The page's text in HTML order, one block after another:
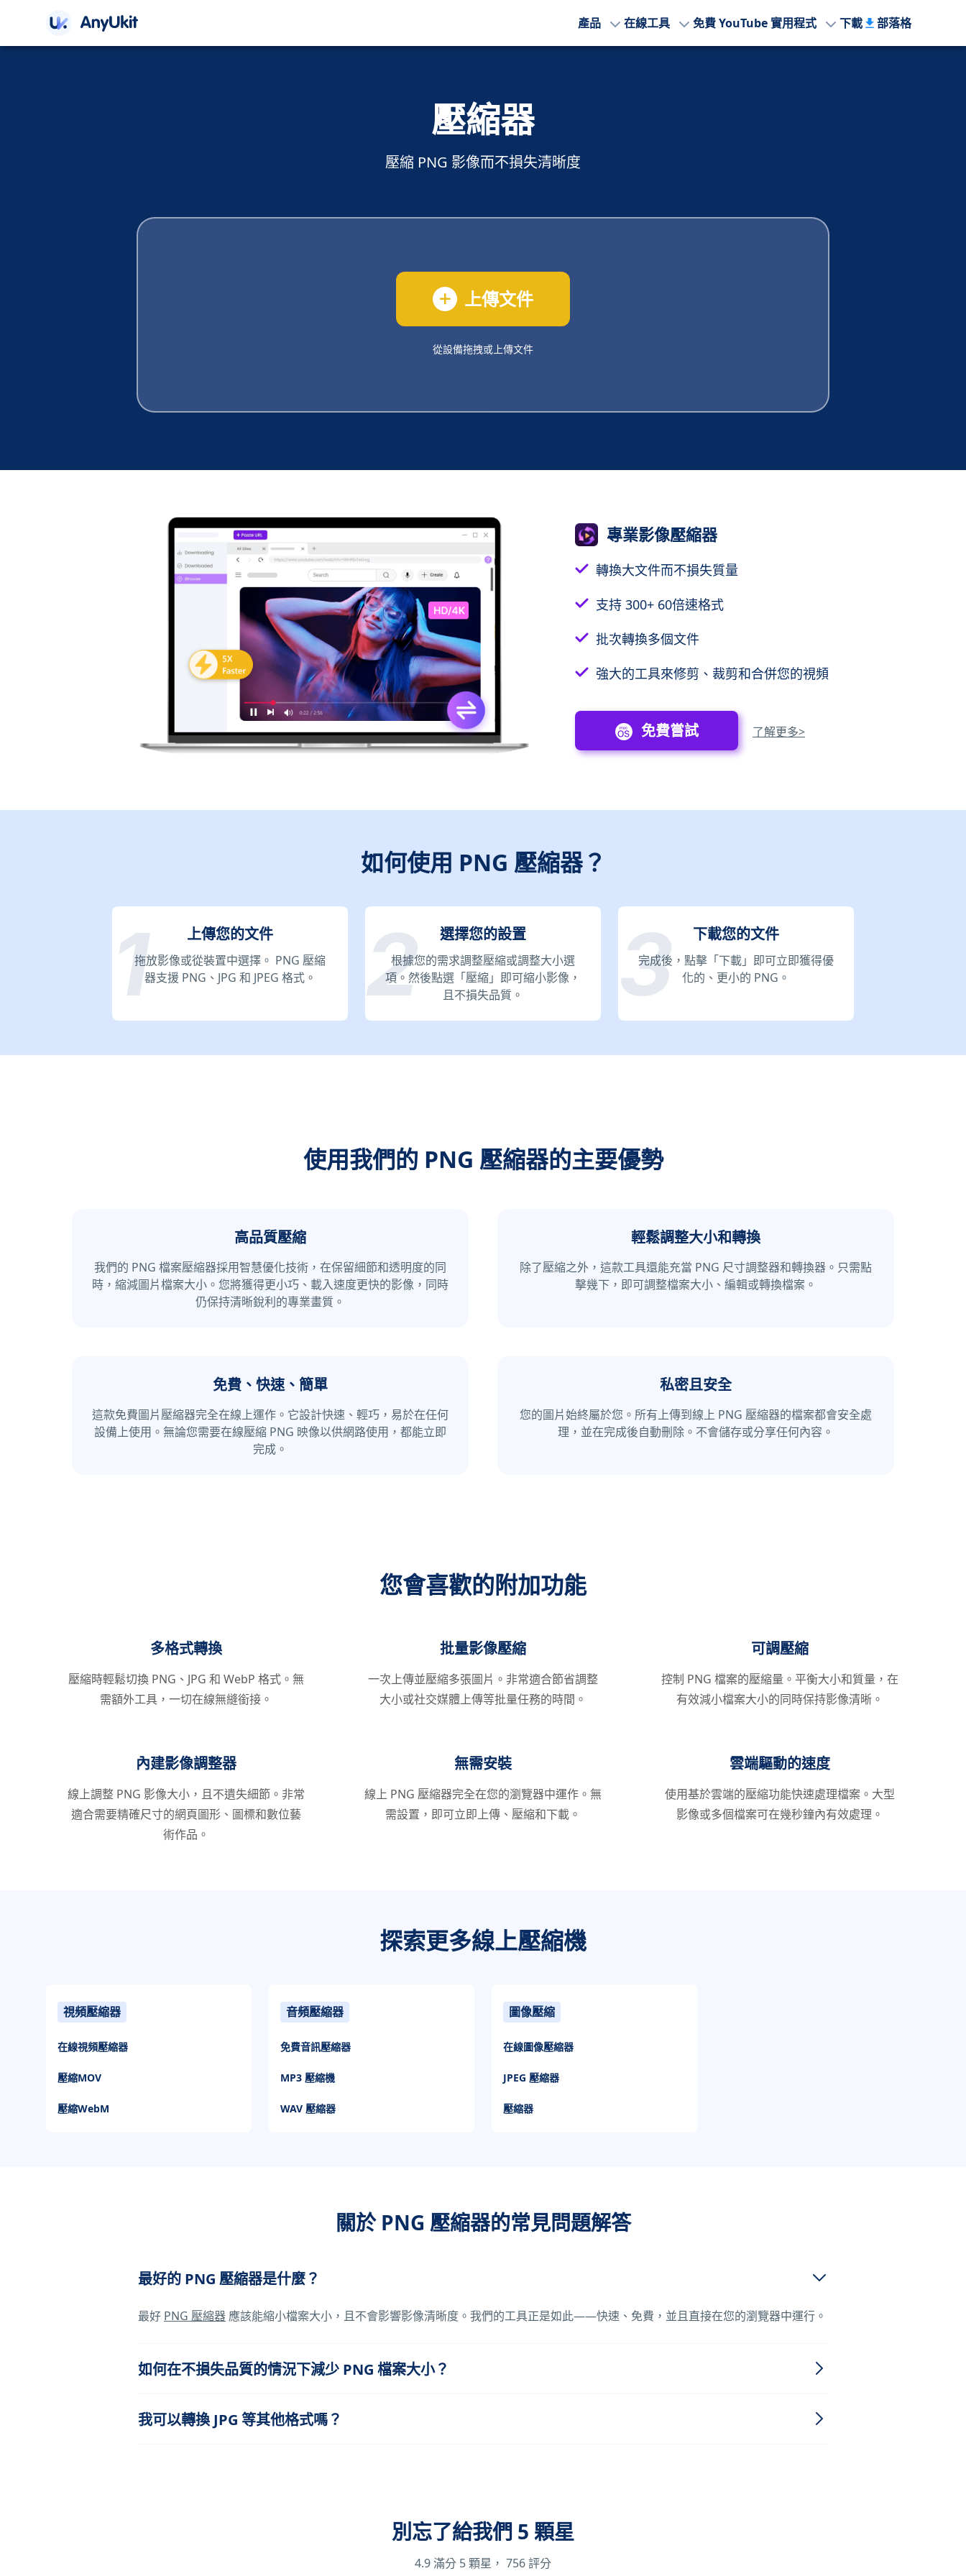
產品 在線工具 免費 YouTube 實用程式 下載 部落格
壓縮器
壓縮 PNG 影像而不損失清晰度
上傳文件
從設備拖拽或上傳文件
專業影像壓縮器
轉換大文件而不損失質量
支持 300+ 60倍速格式
批次轉換多個文件
強大的工具來修剪、裁剪和合併您的視頻
免費嘗試 了解更多>
如何使用 PNG 壓縮器？
上傳您的文件
拖放影像或從裝置中選擇。 PNG 壓縮
器支援 PNG、JPG 和 JPEG 格式。
選擇您的設置
根據您的需求調整壓縮或調整大小選
項。然後點選「壓縮」即可縮小影像，
且不損失品質。
下載您的文件
完成後，點擊「下載」即可立即獲得優
化的、更小的 PNG。
使用我們的 PNG 壓縮器的主要優勢
高品質壓縮
我們的 PNG 檔案壓縮器採用智慧優化技術，在保留細節和透明度的同
時，縮減圖片檔案大小。您將獲得更小巧、載入速度更快的影像，同時
仍保持清晰銳利的專業畫質。
輕鬆調整大小和轉換
除了壓縮之外，這款工具還能充當 PNG 尺寸調整器和轉換器。只需點
擊幾下，即可調整檔案大小、編輯或轉換檔案。
免費、快速、簡單
這款免費圖片壓縮器完全在線上運作。它設計快速、輕巧，易於在任何
設備上使用。無論您需要在線壓縮 PNG 映像以供網路使用，都能立即
完成。
私密且安全
您的圖片始終屬於您。所有上傳到線上 PNG 壓縮器的檔案都會安全處
理，並在完成後自動刪除。不會儲存或分享任何內容。
您會喜歡的附加功能
多格式轉換
壓縮時輕鬆切換 PNG、JPG 和 WebP 格式。無
需額外工具，一切在線無縫銜接。
批量影像壓縮
一次上傳並壓縮多張圖片。非常適合節省調整
大小或社交媒體上傳等批量任務的時間。
可調壓縮
控制 PNG 檔案的壓縮量。平衡大小和質量，在
有效減小檔案大小的同時保持影像清晰。
內建影像調整器
線上調整 PNG 影像大小，且不遺失細節。非常
適合需要精確尺寸的網頁圖形、圖標和數位藝
術作品。
無需安裝
線上 PNG 壓縮器完全在您的瀏覽器中運作。無
需設置，即可立即上傳、壓縮和下載。
雲端驅動的速度
使用基於雲端的壓縮功能快速處理檔案。大型
影像或多個檔案可在幾秒鐘內有效處理。
探索更多線上壓縮機
視頻壓縮器
在線視頻壓縮器
壓縮MOV
壓縮WebM
音頻壓縮器
免費音訊壓縮器
MP3 壓縮機
WAV 壓縮器
圖像壓縮
在線圖像壓縮器
JPEG 壓縮器
壓縮器
關於 PNG 壓縮器的常見問題解答
最好的 PNG 壓縮器是什麼？
最好 PNG 壓縮器 應該能縮小檔案大小，且不會影響影像清晰度。我們的工具正是如此——快速、免費，並且直接在您的瀏覽器中運行。
如何在不損失品質的情況下減少 PNG 檔案大小？
我可以轉換 JPG 等其他格式嗎？
別忘了給我們 5 顆星
4.9滿分 5 顆星， 756評分